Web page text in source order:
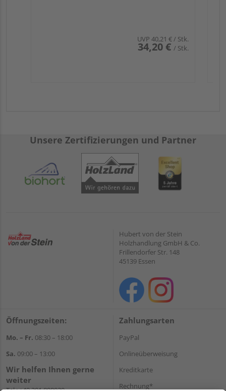
UVP 40,21 €/ Stk.
34,20 € / Stk.
Unsere Zertifizierungen und Partner
Hubert von der Stein
Holzhandlung GmbH & Co.
Frillendorfer Str. 148
45139 Essen
Öffnungszeiten:
Mo. – Fr. 08:30 – 18:00
Sa. 09:00 – 13:00
Wir helfen Ihnen gerne
weiter
Zahlungsarten
PayPal
Onlineüberweisung
Kreditkarte
Rechnung*